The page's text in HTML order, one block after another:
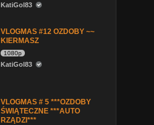
KatiGol83
VLOGMAS #12 OZDOBY ~~
KIERMASZ
1080p
KatiGol83
VLOGMAS # 5 ***OZDOBY
ŚWIĄTECZNE ***AUTO
RZĄDZI***